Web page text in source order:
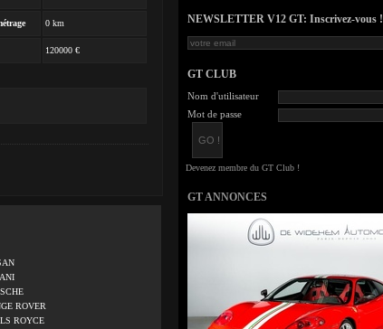
0 km
120000 €
ROVER
ROYCE
NEWSLETTER V12 GT: Inscrivez-vous !
GT CLUB
Nom d'utilisateur
Mot de passe
GT ANNONCES